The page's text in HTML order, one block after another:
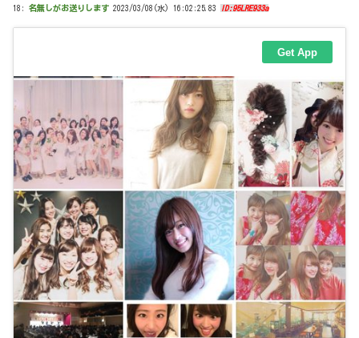
18: 名無しがお送りします 2023/03/08(水) 16:02:25.83 ID:95LRE933a